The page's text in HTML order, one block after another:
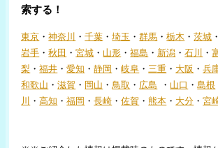
索する！
東京 ・神奈川 ・千葉 ・埼玉 ・群馬 ・栃木 ・茨城
岩手 ・秋田 ・宮城 ・ 山形 ・福島 ・ 新潟 ・石川 ・
梨 ・福井 ・愛知 ・静岡 ・岐阜 ・三重 ・ 大阪 ・兵
和歌山 ・滋賀 ・ 岡山 ・鳥取 ・ 広島 ・ 山口 ・島根
川
・高知 ・福岡 ・長崎 ・佐賀 ・熊本 ・ 大分 ・宮